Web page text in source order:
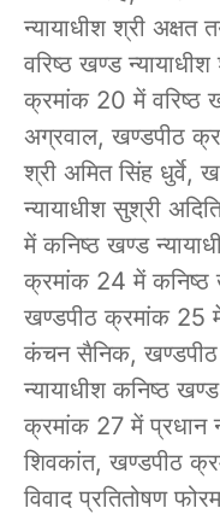
न्यायाधीश श्री
वरिष्ठ खण्ड
क्रमांक 20 में वरिष्ठ
अग्रवाल, खण्डपीठ
श्री अमित सिंह धुर्वे,
न्यायाधीश सुश्री
में कनिष्ठ खण्ड
क्रमांक 24 में कनिष्ठ
खण्डपीठ क्रमांक 25
कंचन सैनिक, खण्डपीठ
न्यायाधीश कनिष्ठ
क्रमांक 27 में प्रधान
शिवकांत, खण्डपीठ
विवाद प्रतितोषण